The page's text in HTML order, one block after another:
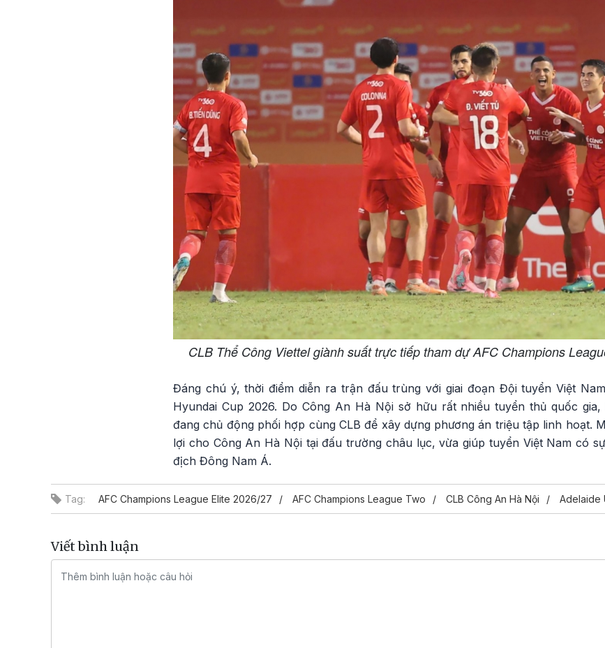
CLB Thể Công Viettel giành suất trực tiếp tham dự AFC Champions
Đáng chú ý, thời điểm diễn ra trận đấu trùng với giai đoạn Đội tuyển Việt
Hyundai Cup 2026. Do Công An Hà Nội sở hữu rất nhiều tuyển thủ quốc
đang chủ động phối hợp cùng CLB để xây dựng phương án triệu tập linh hoạt.
lợi cho Công An Hà Nội tại đấu trường châu lục, vừa giúp tuyển Việt Nam có
địch Đông Nam Á.
Tag: AFC Champions League Elite 2026/27 AFC Champions League Two CLB Công An Hà Nội Adelaide
Viết bình luận